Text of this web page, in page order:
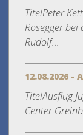
TitelPeter
Rosegger
Rudolf...
12.08.2026 -
TitelAusflug
Center